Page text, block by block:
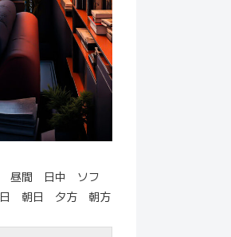
昼間 日中 ソフ
朝日 夕方 朝方